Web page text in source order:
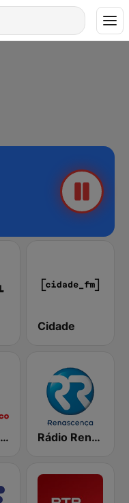
Cidade
RFM - Oceano Pacífico Online Rádio Renascença